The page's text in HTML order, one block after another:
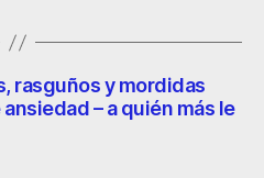
rasguños y mordidas
– a quién más le